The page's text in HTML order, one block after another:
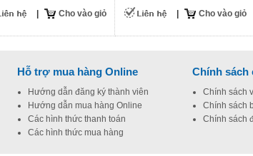
Cho vào giỏ Cho vào giỏ
Hỗ trợ mua hàng Online
Hướng dẫn đăng ký thành viên
Hướng dẫn mua hàng Online
Các hình thức thanh toán
Các hình thức mua hàng
Chính sách
Chính sách
Chính sách
Chính sách